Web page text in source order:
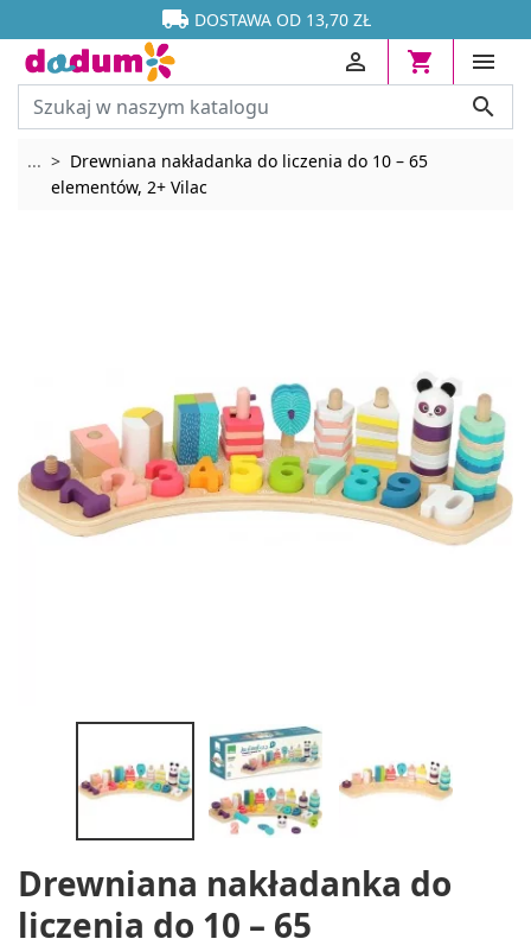

 DOSTAWA OD 13,70 ZŁ






... Rozwiń breadcrumbs
Drewniana nakładanka do liczenia do 10 – 65
elementów, 2+ Vilac
Drewniana nakładanka do
liczenia do 10 – 65